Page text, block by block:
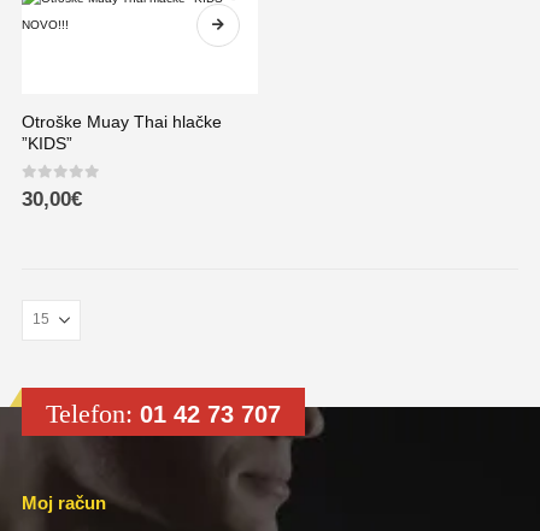
Otroške Muay Thai hlačke
”KIDS”
0out of 5
30,00€
Telefon: 01 42 73 707
Moj račun